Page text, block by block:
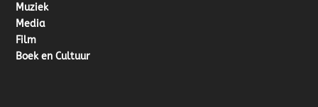
Muziek
Media
Film
Boek en Cultuur